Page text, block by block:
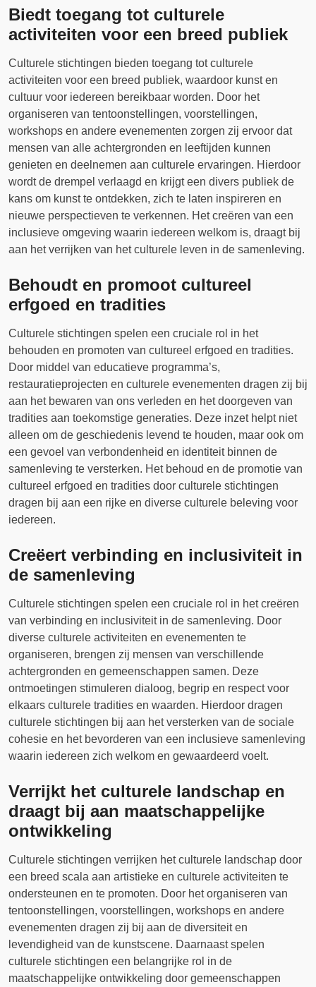
Biedt toegang tot culturele
activiteiten voor een breed publiek
Culturele stichtingen bieden toegang tot culturele
activiteiten voor een breed publiek, waardoor kunst en
cultuur voor iedereen bereikbaar worden. Door het
organiseren van tentoonstellingen, voorstellingen,
workshops en andere evenementen zorgen zij ervoor dat
mensen van alle achtergronden en leeftijden kunnen
genieten en deelnemen aan culturele ervaringen. Hierdoor
wordt de drempel verlaagd en krijgt een divers publiek de
kans om kunst te ontdekken, zich te laten inspireren en
nieuwe perspectieven te verkennen. Het creëren van een
inclusieve omgeving waarin iedereen welkom is, draagt bij
aan het verrijken van het culturele leven in de samenleving.
Behoudt en promoot cultureel
erfgoed en tradities
Culturele stichtingen spelen een cruciale rol in het
behouden en promoten van cultureel erfgoed en tradities.
Door middel van educatieve programma’s,
restauratieprojecten en culturele evenementen dragen zij bij
aan het bewaren van ons verleden en het doorgeven van
tradities aan toekomstige generaties. Deze inzet helpt niet
alleen om de geschiedenis levend te houden, maar ook om
een gevoel van verbondenheid en identiteit binnen de
samenleving te versterken. Het behoud en de promotie van
cultureel erfgoed en tradities door culturele stichtingen
dragen bij aan een rijke en diverse culturele beleving voor
iedereen.
Creëert verbinding en inclusiviteit in
de samenleving
Culturele stichtingen spelen een cruciale rol in het creëren
van verbinding en inclusiviteit in de samenleving. Door
diverse culturele activiteiten en evenementen te
organiseren, brengen zij mensen van verschillende
achtergronden en gemeenschappen samen. Deze
ontmoetingen stimuleren dialoog, begrip en respect voor
elkaars culturele tradities en waarden. Hierdoor dragen
culturele stichtingen bij aan het versterken van de sociale
cohesie en het bevorderen van een inclusieve samenleving
waarin iedereen zich welkom en gewaardeerd voelt.
Verrijkt het culturele landschap en
draagt bij aan maatschappelijke
ontwikkeling
Culturele stichtingen verrijken het culturele landschap door
een breed scala aan artistieke en culturele activiteiten te
ondersteunen en te promoten. Door het organiseren van
tentoonstellingen, voorstellingen, workshops en andere
evenementen dragen zij bij aan de diversiteit en
levendigheid van de kunstscene. Daarnaast spelen
culturele stichtingen een belangrijke rol in de
maatschappelijke ontwikkeling door gemeenschappen